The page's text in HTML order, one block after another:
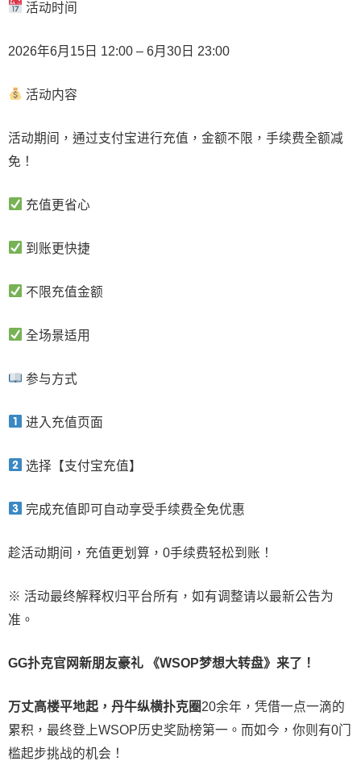
活动时间
2026年6月15日 12:00 – 6月30日 23:00
活动内容
活动期间，通过支付宝进行充值，金额不限，手续费全额减
免！
充值更省心
到账更快捷
不限充值金额
全场景适用
参与方式
进入充值页面
选择【支付宝充值】
完成充值即可自动享受手续费全免优惠
趁活动期间，充值更划算，0手续费轻松到账！
※ 活动最终解释权归平台所有，如有调整请以最新公告为
准。
GG扑克官网新朋友豪礼 《WSOP梦想大转盘》来了！
万丈高楼平地起，丹牛纵横扑克圈20余年，凭借一点一滴的
累积，最终登上WSOP历史奖励榜第一。而如今，你则有0门
槛起步挑战的机会！